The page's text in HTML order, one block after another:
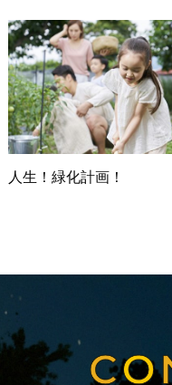
人生！緑化計画！